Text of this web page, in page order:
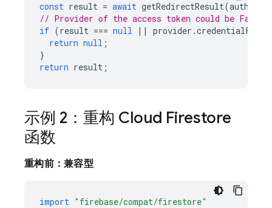
const result = await getRedirectResult(auth
// Provider of the access token could be
if (result === null || provider .
return null ;
}
return result ;
示例 2：重构 Cloud Firestore
函数
重构前：兼容型
import "firebase/compat/firestore"